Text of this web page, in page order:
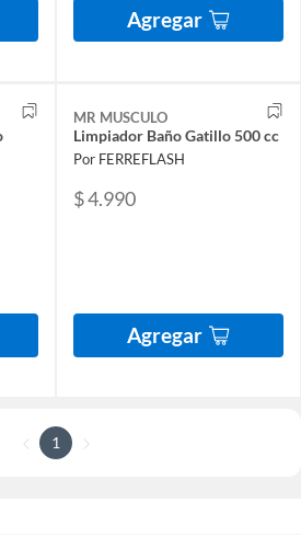
Agregar
MR MUSCULO
Limpiador Baño Gatillo 500 cc
Por FERREFLASH
$ 4.990
Agregar
1